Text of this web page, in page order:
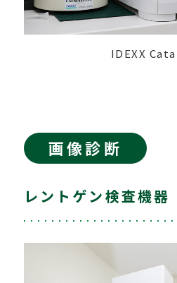
IDEXX
画像診断
レントゲン検査機器